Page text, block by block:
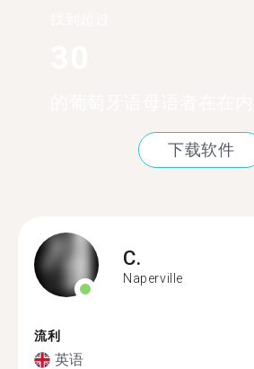
下载软件
C.
Naperville
流利
英语